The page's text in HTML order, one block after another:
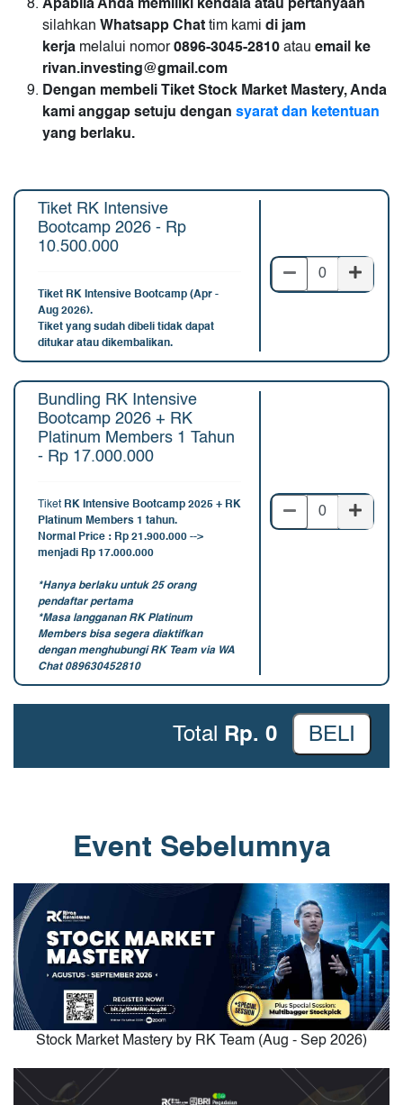
Apabila Anda memiliki kendala atau pertanyaan
silahkan Whatsapp Chat tim kami di jam
kerja melalui nomor0896-3045-2810 atau email ke
rivan.investing@gmail.com
Dengan membeli Tiket Stock Market Mastery, Anda
kami anggap setuju dengan syarat dan ketentuan
yang berlaku.
Tiket RK Intensive
Bootcamp 2026 - Rp
10.500.000
Tiket RK Intensive Bootcamp (Apr -
Aug 2026).
Tiket yang sudah dibeli tidak dapat
ditukar atau dikembalikan.
Bundling RK Intensive
Bootcamp 2026 + RK
Platinum Members 1 Tahun
- Rp 17.000.000
Tiket RK Intensive Bootcamp 2025 + RK
Platinum Members 1 tahun.
Normal Price : Rp 21.900.000 -->
menjadi Rp 17.000.000
*Hanya berlaku untuk 25 orang
pendaftar pertama
*Masa langganan RK Platinum
Members bisa segera diaktifkan
dengan menghubungi RK Team via WA
Chat 089630452810
Total Rp. 0 BELI
Event Sebelumnya
Stock Market Mastery by RK Team (Aug - Sep 2026)